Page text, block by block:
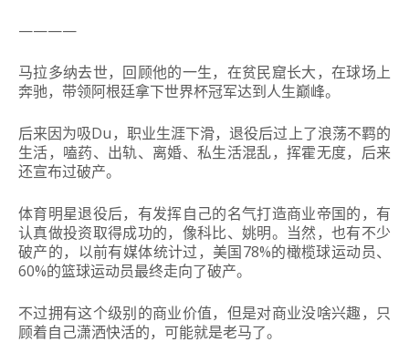
————
马拉多纳去世，回顾他的一生，在贫民窟长大，在球场上
奔驰，带领阿根廷拿下世界杯冠军达到人生巅峰。
后来因为吸Du，职业生涯下滑，退役后过上了浪荡不羁的
生活，嗑药、出轨、离婚、私生活混乱，挥霍无度，后来
还宣布过破产。
体育明星退役后，有发挥自己的名气打造商业帝国的，有
认真做投资取得成功的，像科比、姚明。当然，也有不少
破产的，以前有媒体统计过，美国78%的橄榄球运动员、
60%的篮球运动员最终走向了破产。
不过拥有这个级别的商业价值，但是对商业没啥兴趣，只
顾着自己潇洒快活的，可能就是老马了。